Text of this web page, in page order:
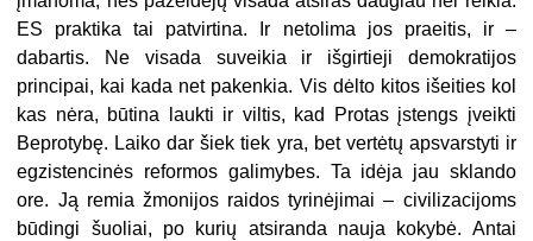
ES praktika tai patvirtina. Ir netolima jos praeitis, ir –
dabartis. Ne visada suveikia ir išgirtieji demokratijos
principai, kai kada net pakenkia. Vis dėlto kitos išeities kol
kas nėra, būtina laukti ir viltis, kad Protas įstengs įveikti
Beprotybę. Laiko dar šiek tiek yra, bet vertėtų apsvarstyti ir
egzistencinės reformos galimybes. Ta idėja jau sklando
ore. Ją remia žmonijos raidos tyrinėjimai – civilizacijoms
būdingi šuoliai, po kurių atsiranda nauja kokybė. Antai